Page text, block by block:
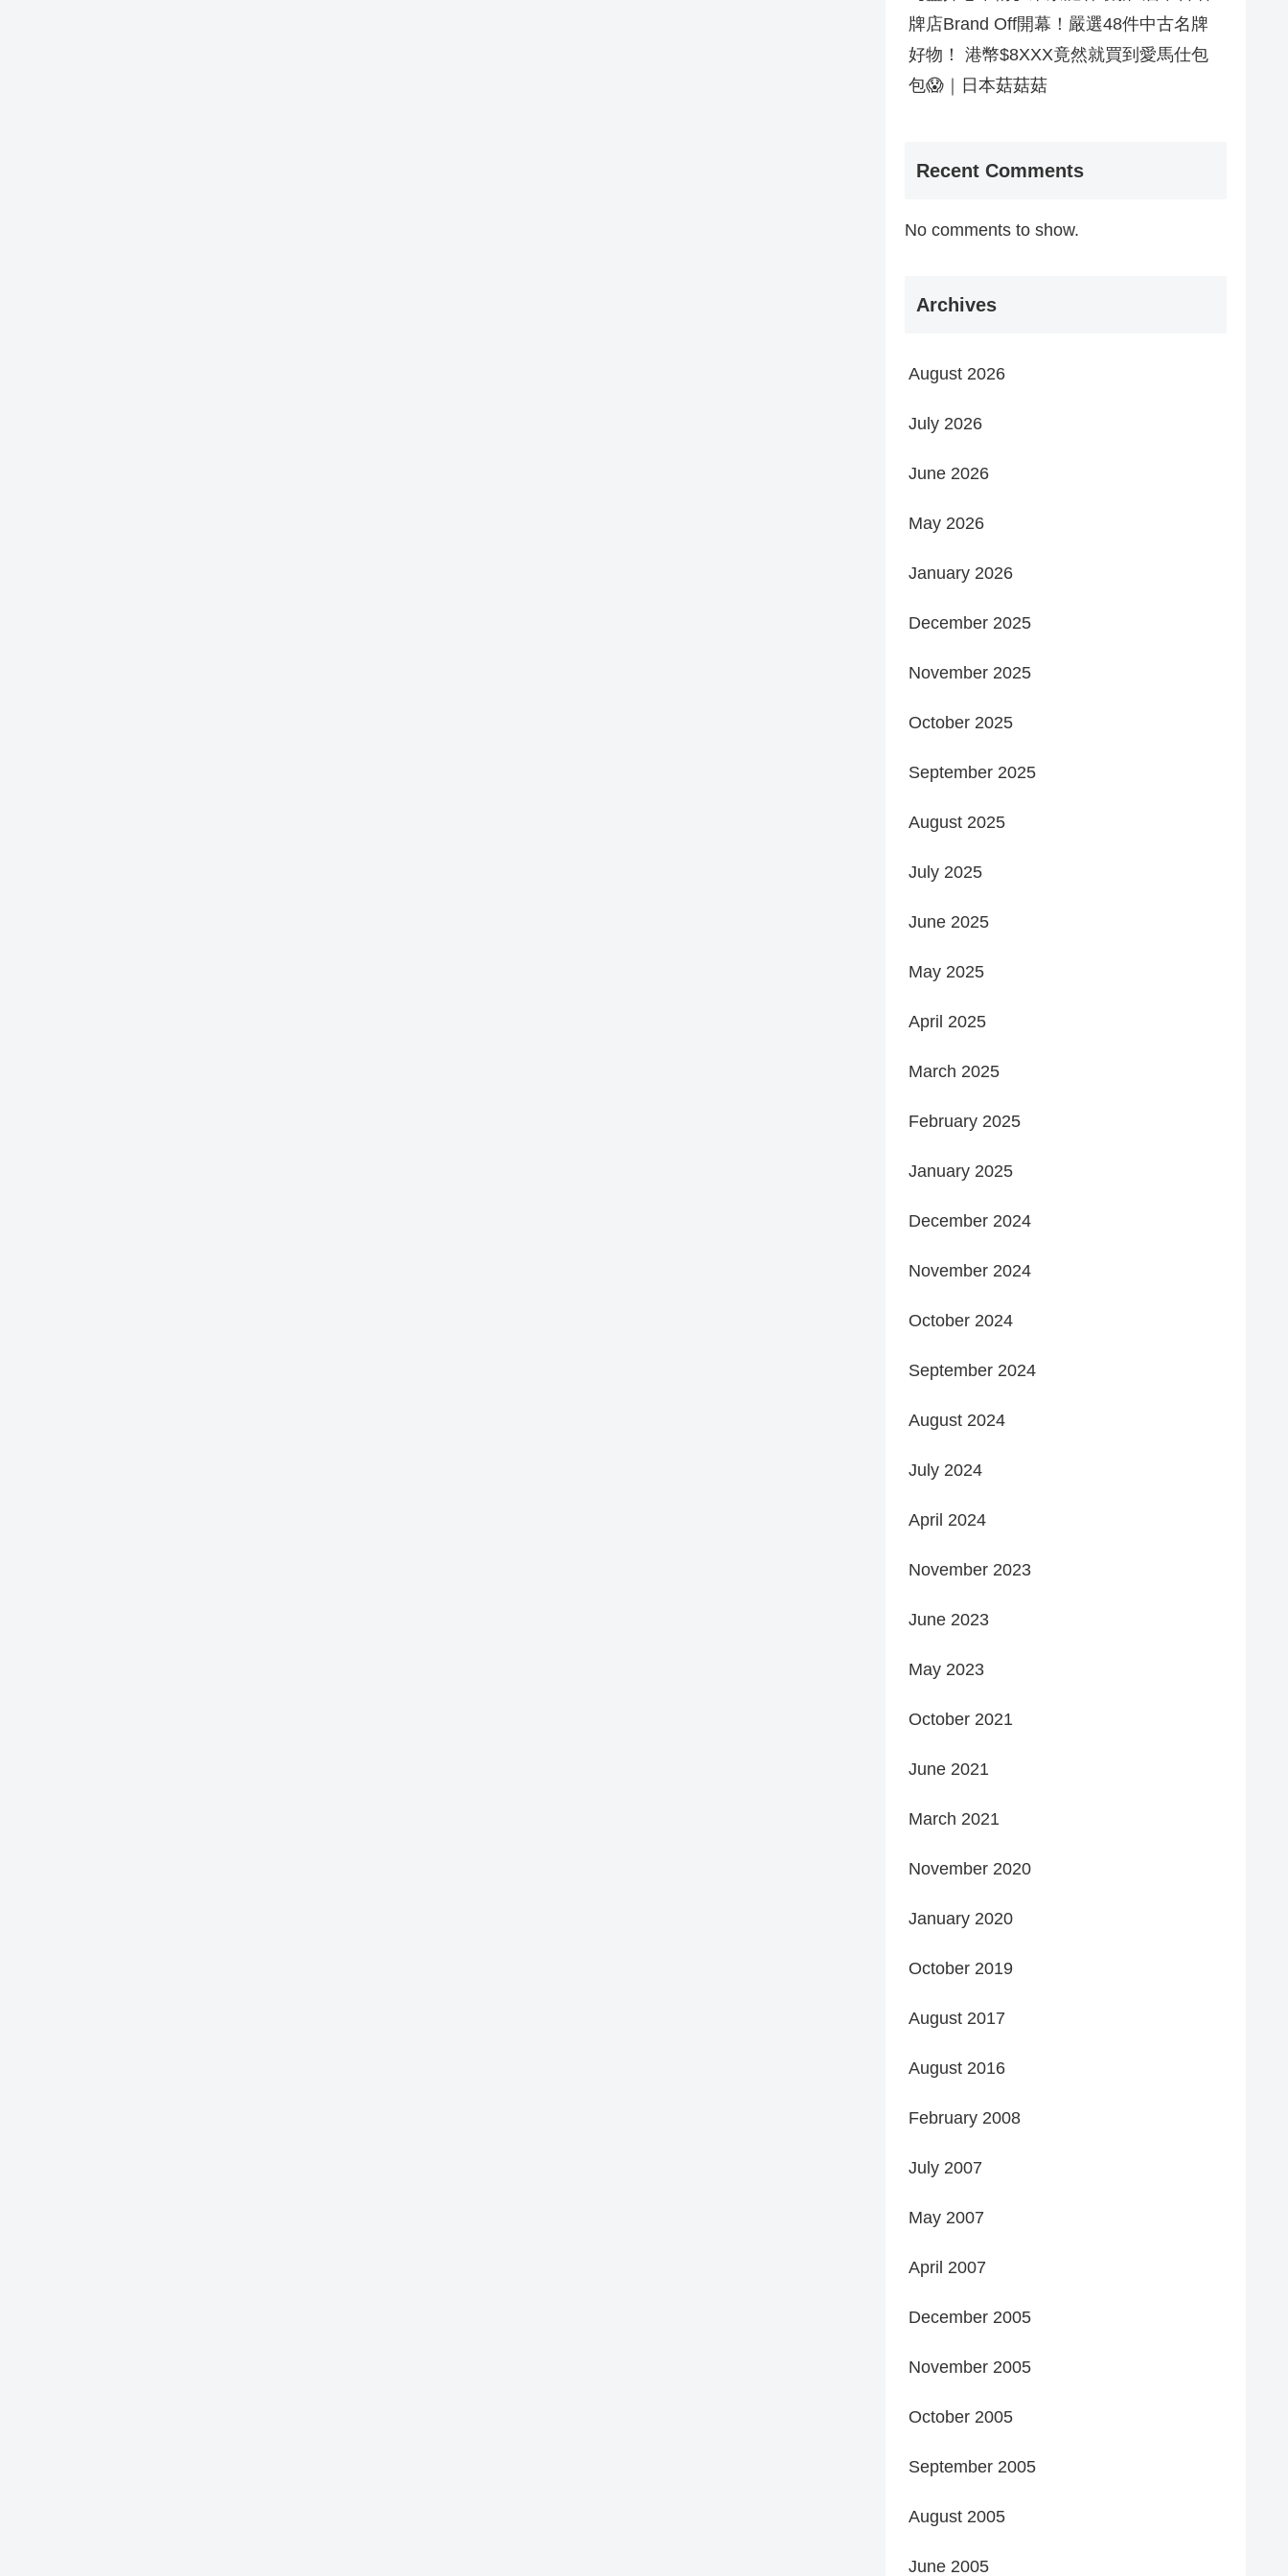
牌店Brand Off開幕！嚴選48件中古名牌
好物！ 港幣$8XXX竟然就買到愛馬仕包
包😱｜日本菇菇菇
Recent Comments
No comments to show.
Archives
August 2026
July 2026
June 2026
May 2026
January 2026
December 2025
November 2025
October 2025
September 2025
August 2025
July 2025
June 2025
May 2025
April 2025
March 2025
February 2025
January 2025
December 2024
November 2024
October 2024
September 2024
August 2024
July 2024
April 2024
November 2023
June 2023
May 2023
October 2021
June 2021
March 2021
November 2020
January 2020
October 2019
August 2017
August 2016
February 2008
July 2007
May 2007
April 2007
December 2005
November 2005
October 2005
September 2005
August 2005
June 2005